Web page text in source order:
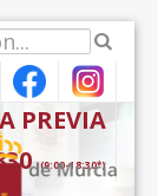
PREVIA
(9:00-18:30*)